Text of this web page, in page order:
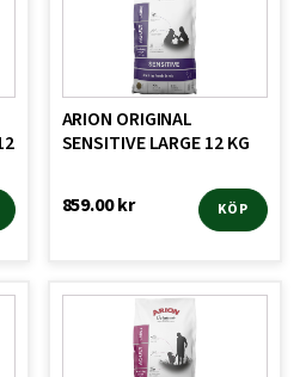
ARION ORIGINAL
SENSITIVE LARGE 12 KG
859.00kr KÖP